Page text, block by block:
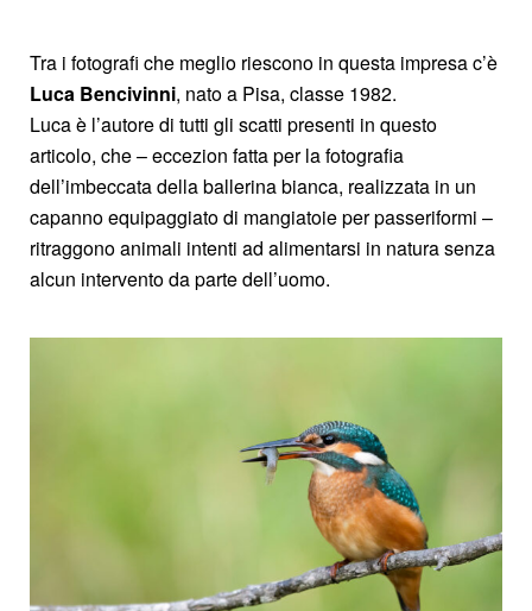
Tra i fotografi che meglio riescono in questa impresa c’è
Luca Bencivinni, nato a Pisa, classe 1982.
Luca è l’autore di tutti gli scatti presenti in questo
articolo, che – eccezion fatta per la fotografia
dell’imbeccata della ballerina bianca, realizzata in un
capanno equipaggiato di mangiatoie per passeriformi –
ritraggono animali intenti ad alimentarsi in natura senza
alcun intervento da parte dell’uomo.